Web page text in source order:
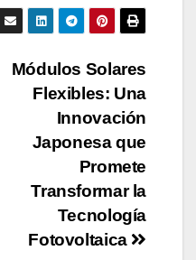
Módulos Solares
Flexibles: Una
Innovación
Japonesa que
Promete
Transformar la
Tecnología
Fotovoltaica